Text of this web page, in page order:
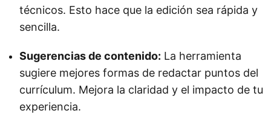
técnicos. Esto hace que la edición sea rápida y
sencilla.
Sugerencias de contenido: La herramienta
sugiere mejores formas de redactar puntos del
currículum. Mejora la claridad y el impacto de tu
experiencia.